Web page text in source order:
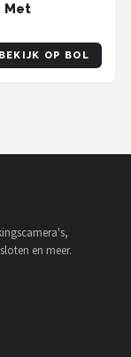
Met
BEKIJK OP BOL
en meer.